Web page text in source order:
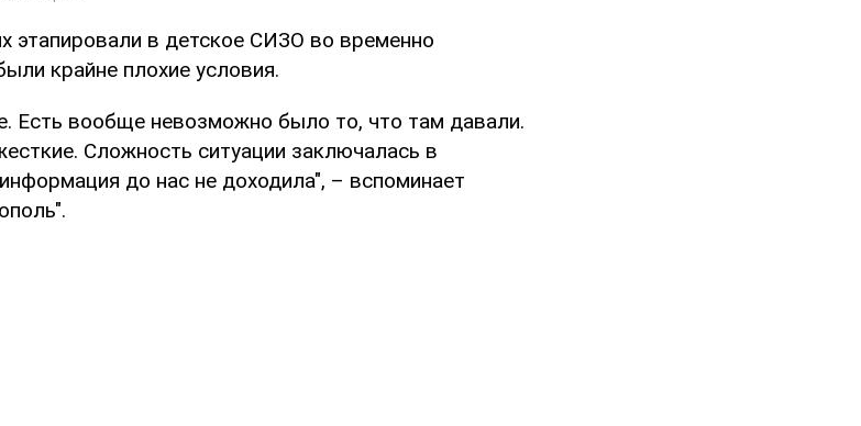
этапировали в детское СИЗО во временно
крайне плохие условия.
Есть вообще невозможно было то, что там давали.
Сложность ситуации заключалась в
до нас не доходила", – вспоминает